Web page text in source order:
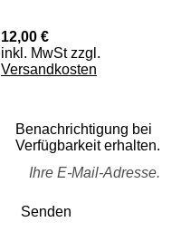
12,00 €
inkl. MwSt zzgl.
Versandkosten
Benachrichtigung bei
Verfügbarkeit erhalten.
Senden